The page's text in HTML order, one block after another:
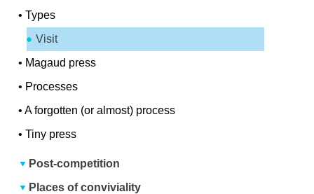
•Types
Visit
• Magaud press
• Processes
•A forgotten (or almost) process
•Tiny press
Post-competition
Places of conviviality